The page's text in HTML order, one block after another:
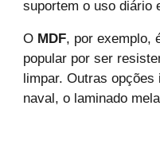
suportem o uso diário
O MDF, por exemplo,
popular por ser
limpar. Outras
naval, o laminado